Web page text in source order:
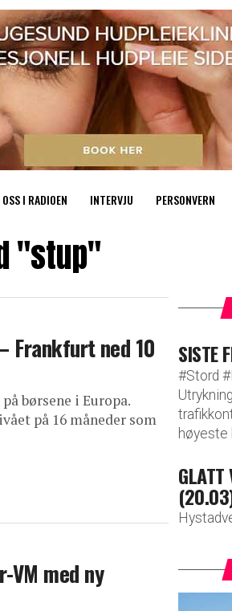
OSS I RADIOEN INTERVJU PERSONVERN
"stup"
Frankfurt ned 10
børsene i Europa.
på 16 måneder som
med ny
SISTE
#Stord
høyeste